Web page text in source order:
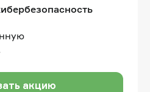
акцию